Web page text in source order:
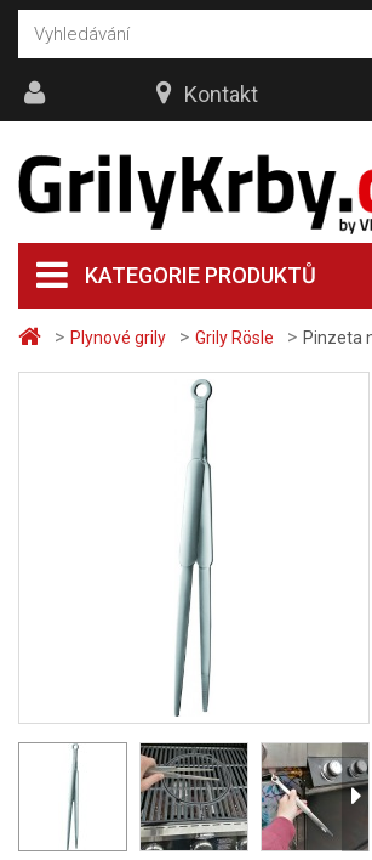
> Plynové grily > Grily Rösle > Pinzeta
KATEGORIE PRODUKTŮ
Kontakt